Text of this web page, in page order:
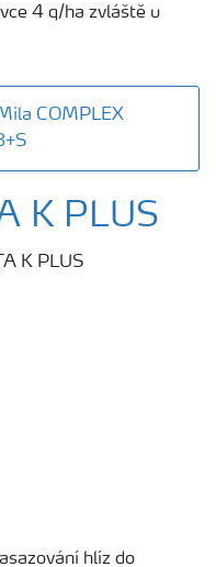
4 q/ha zvláště u
COMPLEX
K PLUS
hlíz do